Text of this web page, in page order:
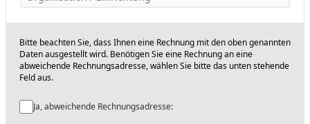
Bitte beachten Sie, dass Ihnen eine Rechnung mit den oben genannten
Daten ausgestellt wird. Benötigen Sie eine Rechnung an eine
abweichende Rechnungsadresse, wählen Sie bitte das unten stehende
Feld aus.
Ja, abweichende Rechnungsadresse: